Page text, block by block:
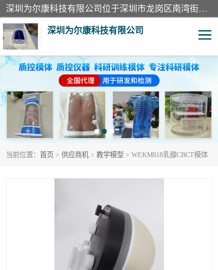
深圳为尔康科技有限公司位于深圳市龙岗区南湾街道。经营范围包括：计算机网络技术开发、技术转让、技术咨询、技术服务；一类医疗器械、通讯设备、机械设备、五金产品、电器产品的销售；二类、三类医疗器械的销售等；主要产品有：无创血压模拟仪、气体检测仪、检测仪、bms1x射线胶片、输液泵分析仪、呼吸机分析仪、心电图机测试仪等产品。
深圳为尔康科技有限公司
当前位置： 首页 > 供应商机 > 教学模型 > WEKM818乳腺CBCT模体
实验室器材
模拟器 无创血压模拟仪
测试卡 检测仪
X射线检测仪 声功率计
呼吸机分析仪
X射线分析仪